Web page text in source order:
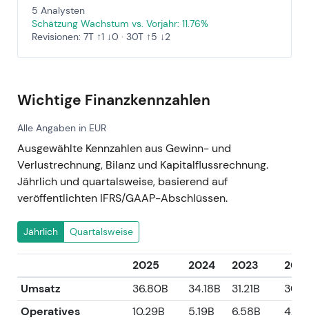
5 Analysten
Schätzung Wachstum vs. Vorjahr: 11.76%
Revisionen: 7T ↑1 ↓0 · 30T ↑5 ↓2
Wichtige Finanzkennzahlen
Alle Angaben in EUR
Ausgewählte Kennzahlen aus Gewinn- und
Verlustrechnung, Bilanz und Kapitalflussrechnung.
Jährlich und quartalsweise, basierend auf
veröffentlichten IFRS/GAAP-Abschlüssen.
Jährlich Quartalsweise
2025 2024 2023
Umsatz
36.80B 34.18B 31.21B
Operatives
10.29B 5.19B 6.58B